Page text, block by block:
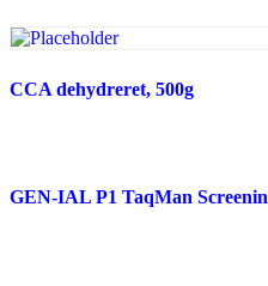
CCA dehydreret, 500g
GEN-IAL P1 TaqMan